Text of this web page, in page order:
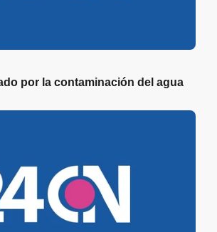
por la contaminación del agua